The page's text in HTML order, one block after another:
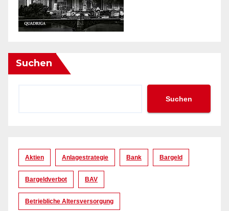
Suchen
Suchen
Aktien Anlagestrategie Bank Bargeld
Bargeldverbot BAV
Betriebliche Altersversorgung